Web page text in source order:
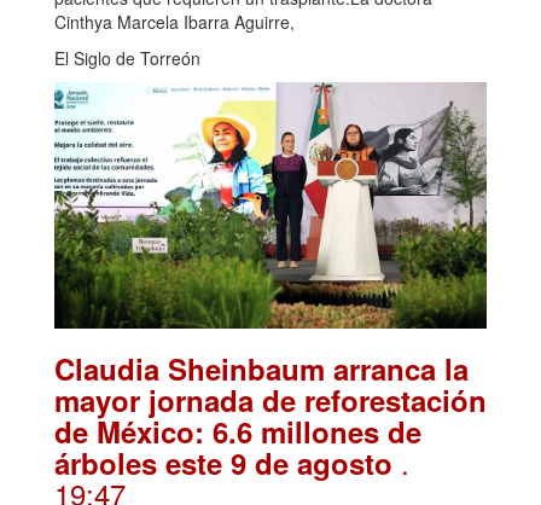
Cinthya Marcela Ibarra Aguirre,
El Siglo de Torreón
Claudia Sheinbaum arranca la
mayor jornada de reforestación
de México: 6.6 millones de
árboles este 9 de agosto .
19:47